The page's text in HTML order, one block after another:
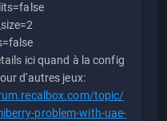
ici quand à la config
d'autres jeux:
topic/
problem-with-uae-